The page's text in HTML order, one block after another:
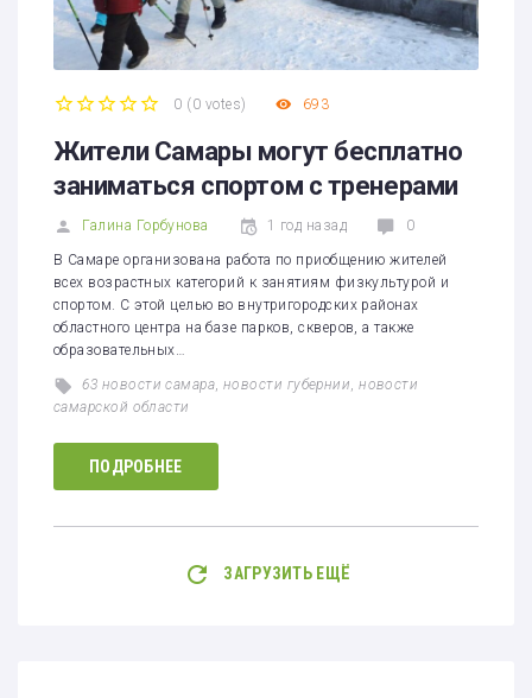
0 ( 0 votes) 693
Жители Самары могут бесплатно
заниматься спортом с тренерами
Галина Горбунова 1 год назад 0
В Самаре организована работа по приобщению жителей
всех возрастных категорий к занятиям физкультурой и
спортом. С этой целью во внутригородских районах
областного центра на базе парков, скверов, а также
образовательных…
63 новости самара,новости губернии,новости
самарской области
ПОДРОБНЕЕ
ЗАГРУЗИТЬ ЕЩЁ